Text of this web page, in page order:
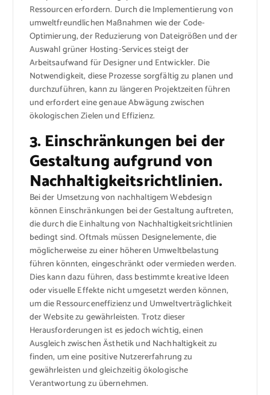
Ressourcen erfordern. Durch die Implementierung von
umweltfreundlichen Maßnahmen wie der Code-
Optimierung, der Reduzierung von Dateigrößen und der
Auswahl grüner Hosting-Services steigt der
Arbeitsaufwand für Designer und Entwickler. Die
Notwendigkeit, diese Prozesse sorgfältig zu planen und
durchzuführen, kann zu längeren Projektzeiten führen
und erfordert eine genaue Abwägung zwischen
ökologischen Zielen und Effizienz.
3. Einschränkungen bei der
Gestaltung aufgrund von
Nachhaltigkeitsrichtlinien.
Bei der Umsetzung von nachhaltigem Webdesign
können Einschränkungen bei der Gestaltung auftreten,
die durch die Einhaltung von Nachhaltigkeitsrichtlinien
bedingt sind. Oftmals müssen Designelemente, die
möglicherweise zu einer höheren Umweltbelastung
führen könnten, eingeschränkt oder vermieden werden.
Dies kann dazu führen, dass bestimmte kreative Ideen
oder visuelle Effekte nicht umgesetzt werden können,
um die Ressourceneffizienz und Umweltverträglichkeit
der Website zu gewährleisten. Trotz dieser
Herausforderungen ist es jedoch wichtig, einen
Ausgleich zwischen Ästhetik und Nachhaltigkeit zu
finden, um eine positive Nutzererfahrung zu
gewährleisten und gleichzeitig ökologische
Verantwortung zu übernehmen.